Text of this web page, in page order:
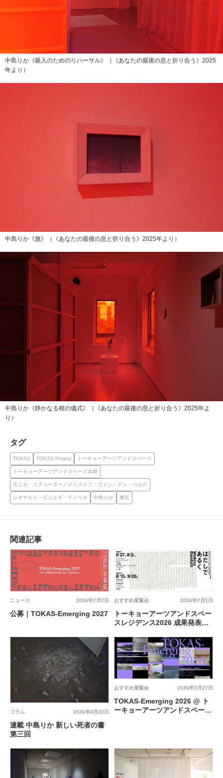
中島りか《吸入のためのリハーサル》（《あなたの最後の息と折り合う》2025
年より）
中島りか《旗》（《あなたの最後の息と折り合う》2025年より）
中島りか《静かなる根の儀式》（《あなたの最後の息と折り合う》2025年よ
り）
タグ
TOKAS TOKAS Project トーキョーアーツアンドスペース
トーキョーアーツアンドスペース本郷
モニカ・ステューダー／クリストフ・ヴァン・デン・ベルク
レオナルド・ビュルギ・テノリオ 中島りか 東京
関連記事
2026年7月2日
ニュース
公募｜TOKAS-Emerging 2027
2026年7月1日
おすすめ展覧会
トーキョーアーツアンドスペー
スレジデンス2026 成果発表展
ョーアーツアンドスペース本郷
2026年4月22日
コラム
連載 中島りか 新しい死者の書
第三回
2026年3月27日
おすすめ展覧会
TOKAS-Emerging 2026 @ ト
ーキョーアーツアンドスペース